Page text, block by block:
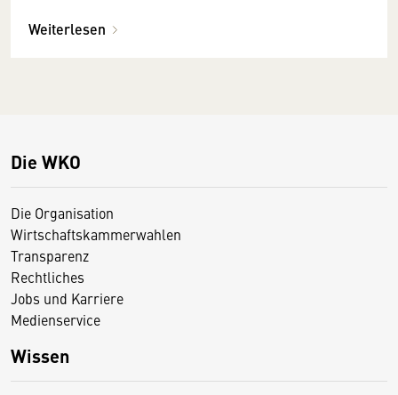
Weiterlesen
Die WKO
Die Organisation
Wirtschaftskammerwahlen
Transparenz
Rechtliches
Jobs und Karriere
Medienservice
Wissen